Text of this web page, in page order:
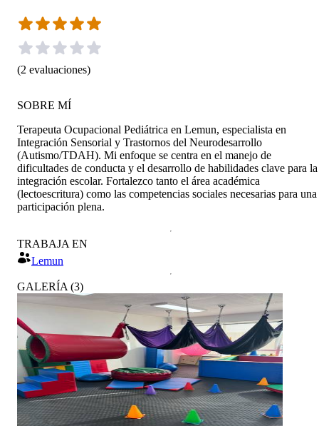
(2 evaluaciones)
SOBRE MÍ
Terapeuta Ocupacional Pediátrica en Lemun, especialista en
Integración Sensorial y Trastornos del Neurodesarrollo
(Autismo/TDAH). Mi enfoque se centra en el manejo de
dificultades de conducta y el desarrollo de habilidades clave para la
integración escolar. Fortalezco tanto el área académica
(lectoescritura) como las competencias sociales necesarias para una
participación plena.
TRABAJA EN
Lemun
GALERÍA (3)